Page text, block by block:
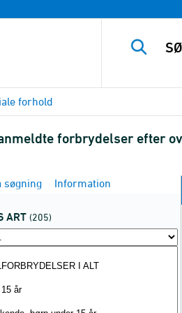
forhold
forbrydelser efter
søgning Information
ART (205)